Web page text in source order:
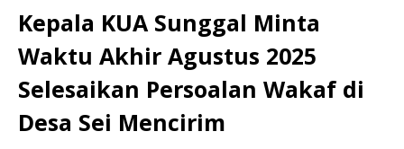
Kepala KUA Sunggal Minta
Waktu Akhir Agustus 2025
Selesaikan Persoalan Wakaf di
Desa Sei Mencirim